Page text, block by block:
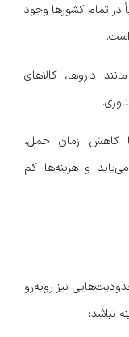
در تمام کشورها وجود
داروها، کالاهای
با کاهش زمان حمل،
و هزینه‌ها کم
نیز روبه‌رو
نباشد: